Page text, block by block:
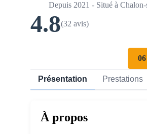
Depuis 2021 - Situé à Chalon-
4.8(32 avis)
Présentation Prestations
À propos